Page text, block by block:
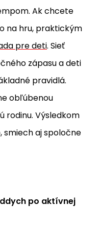
Ak chcete
na hru, praktickým
pre deti. Sieť
zápasu a deti
pravidlá.
obľúbenou
rodinu. Výsledkom
smiech aj spoločne
po aktívnej